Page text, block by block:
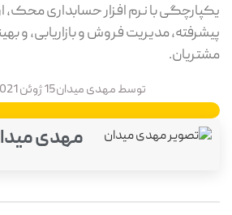
یکپارچگی با نرم افزار حسابداری محک،
پیشرفته، مدیریت فروش و بازاریابی، و
مشتریان.
توسطمهدی میدان15 ژوئن 2021
مهدی